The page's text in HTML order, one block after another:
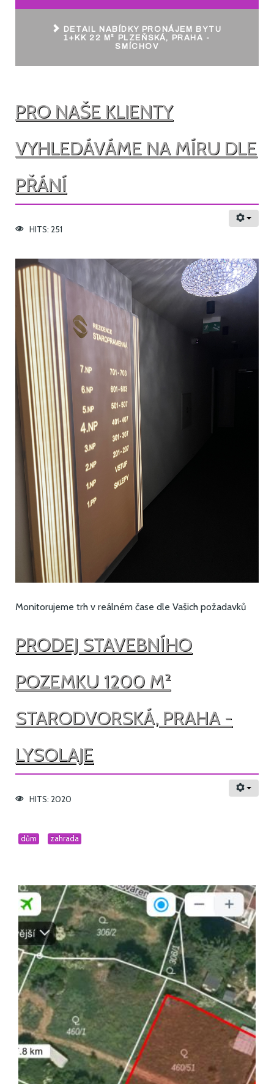
DETAIL NABÍDKY PRONÁJEM BYTU
1+KK 22 M² PLZEŇSKÁ, PRAHA -
SMÍCHOV
PRO NAŠE KLIENTY
VYHLEDÁVÁME NA MÍRU DLE
PŘÁNÍ
HITS: 251
Monitorujeme trh v reálném čase dle Vašich požadavků
PRODEJ STAVEBNÍHO
POZEMKU 1200 M²
STARODVORSKÁ, PRAHA -
LYSOLAJE
HITS: 2020
dům zahrada